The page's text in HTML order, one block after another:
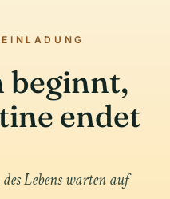
beginnt,
endet
Lebens warten auf